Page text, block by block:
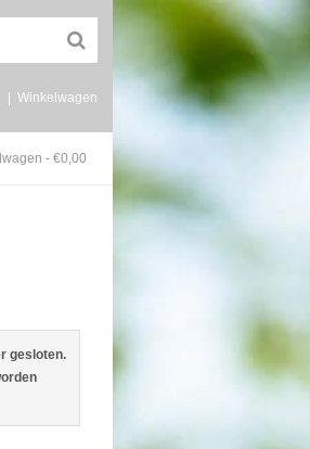
Winkelwagen
- €0,00
gesloten.